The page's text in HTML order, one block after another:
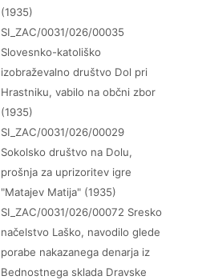
(1935)
SI_ZAC/0031/026/00035
Slovesnko-katoliško
izobraževalno društvo Dol pri
Hrastniku, vabilo na občni zbor
(1935)
SI_ZAC/0031/026/00029
Sokolsko društvo na Dolu,
prošnja za uprizoritev igre
"Matajev Matija" (1935)
SI_ZAC/0031/026/00072 Sresko
načelstvo Laško, navodilo glede
porabe nakazanega denarja iz
Bednostnega sklada Dravske